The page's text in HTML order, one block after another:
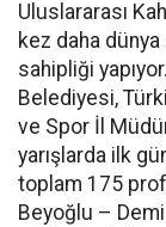
Uluslararası
kez daha
sahipliği
Belediyesi,
ve Spor İl
yarışlarda ilk
toplam 175
Beyoğlu –